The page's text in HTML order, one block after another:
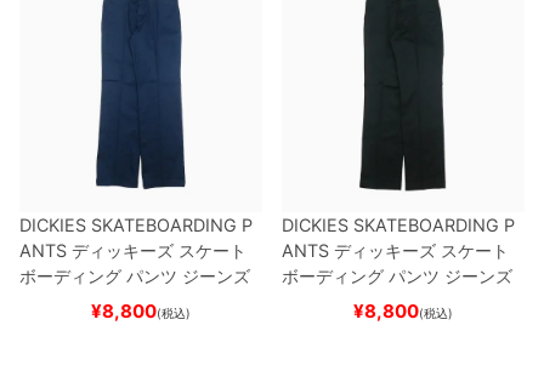
DICKIES SKATEBOARDING P
ANTS ディッキーズ スケート
ボーディング パンツ ジーンズ
SLIM FIT 30 LENGTH
スケートボード スケボ
¥8,800(税込)
DICKIES SKATEBOARDING P
ANTS ディッキーズ スケート
ボーディング パンツ ジーンズ
SLIM FIT 30 LENGTH
スケートボード スケボー
¥8,800(税込)